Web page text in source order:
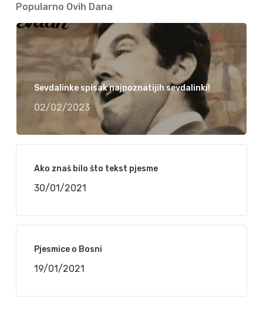
Popularno Ovih Dana
Sevdalinke spisak najpoznatijih sevdalinki!
02/02/2023
Ako znaš bilo što tekst pjesme
30/01/2021
Pjesmice o Bosni
19/01/2021